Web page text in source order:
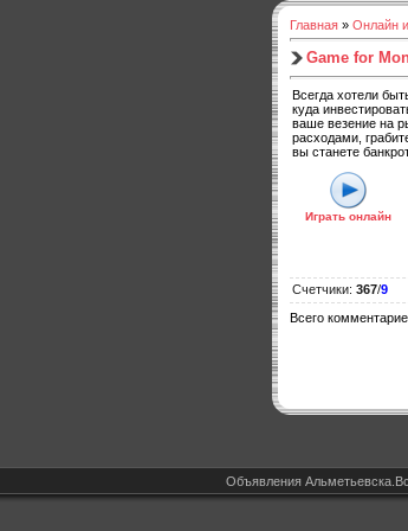
Главная » Онлайн
Game for
Всегда хотели
куда
ваше везение на
расходами,
вы станете
Играть онлайн
Счетчики: 367/9
Всего
Объявления